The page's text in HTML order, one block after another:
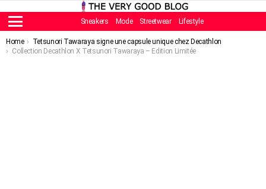
Menu
Sneakers Mode Streetwear Lifestyle
You are here:
Home
Tetsunori Tawaraya signe une capsule unique chez Decathlon
Collection Decathlon X Tetsunori Tawaraya – Edition Limitée